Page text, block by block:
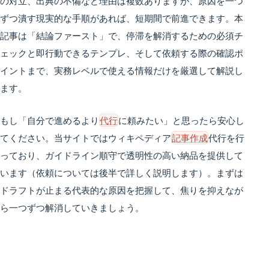
ずつ潰す現実的な手順があれば、短期間で前進できます。本
記事は「結論ファースト」で、停滞を解消するための必須チ
ェックと即行動できるテンプレ、そして依頼する際の確認ポ
イントまで、実務レベルで使える情報だけを厳選して解説し
ます。
もし「自分で進めるより 代行に頼みたい」と思ったら安心し
てください。当サイトではウィキペディア記事作成代行を行
っており、ガイドライン順守で透明性の高い納品を提供して
います（依頼については後半で詳しく説明します）。まずは
ドラフトが止まる代表的な原因を把握して、焦りを抑えなが
ら一つずつ解消していきましょう。